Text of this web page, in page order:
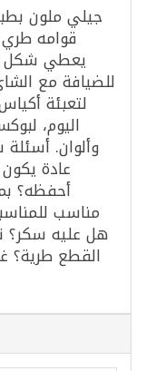
جيلي ملون
قوامه طري
للضيافة مع
لتعبئة
اليوم،
وألوان.
عادة
أحفظه؟
مناسب
هل عليه سكر؟
القطع طرية؟